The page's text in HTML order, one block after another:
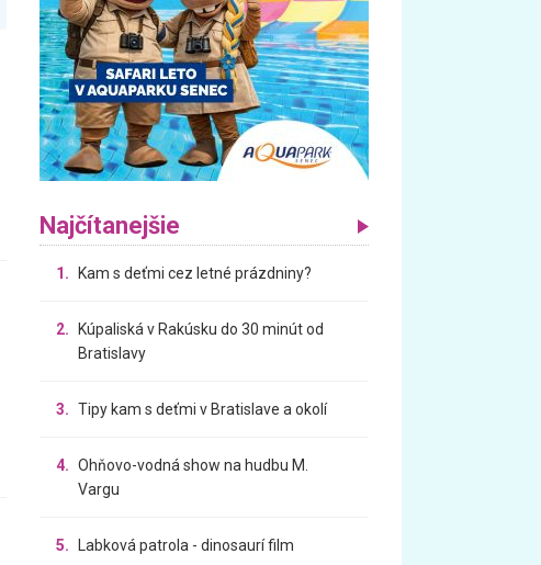
Najčítanejšie
1. Kam s deťmi cez letné prázdniny?
2.
Kúpaliská v Rakúsku do 30 minút od
Bratislavy
3. Tipy kam s deťmi v Bratislave a okolí
4. Ohňovo-vodná show na hudbu M.
Vargu
5. Labková patrola - dinosaurí film